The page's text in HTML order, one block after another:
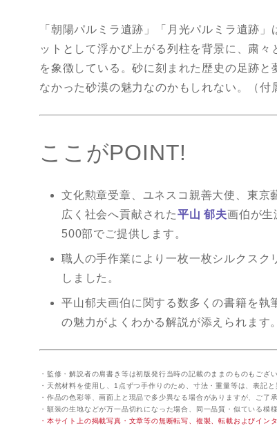
「朝陽パルミラ遺跡」「月光パルミラ遺跡
ットとして浮かび上がる列柱を背景に、粛
を象徴している。砂に刻まれた歴史の足跡
なかった砂漠の魅力なのかもしれない。（付
ここがPOINT!
文化勲章受章、ユネスコ親善大使、東
広く社会へ貢献された平山 郁夫画伯が生
500部でご提供します。
職人の手作業により一枚一枚シルクス
しました。
平山郁夫画伯に関する数多くの書籍を
の魅力がよくわかる解説が添えられます。
・監修・解説者の肩書き等は初版発行当時の記載のままのものもござい
・天然材料を使用し、1点ずつ手作りのため、寸法・重量等は、表記と
・作品の色彩等、画面上と現品で多少異なる場合がありますが、ご了承
・額装の生地などが万一品切れになった場合、同一品質・似ている
・本サイト上の掲載写真・文章等の無断転写、複製、転載およびイン